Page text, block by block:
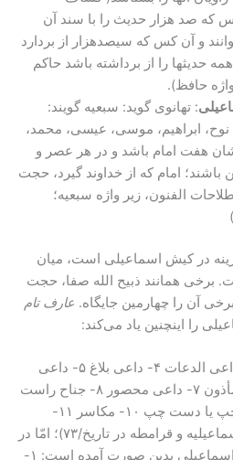
که صد هزار حدیث را با سند آن
و آن کس که سیصدهزار از بردارد
حدیثها را از برداشته باشد حاکم
واژه حافظ).
: تهانوی گوید: سبعیه گویند:
نوح، ابراهیم، موسی، عیسی، محمد،
هفت امام باشد و در هر عصر و
امام که از خداوند گیرد، حجت
الفنون، زیر واژه سبعیه؛
در کیش اسماعیلی است، میان
برخی همانند ذبیح الله صفا، حجت
آن را چهارمین جایگاه. عارف تام
را اینچنین یاد می‌کند:
امام ۲- حجت یا باب ۳- داعی الدعات ۴- داعی بلاغ ۵- داعی
مطلق یا نقیب ۶- داعی مأذون ۷- داعی محصور ۸- جناح راست
یا دست راست ۹- جناح چپ یا دست چپ ۱۰- مکاسر ۱۱-
مکالب ۱۲- مستجیب ( اسماعیلیه و قرامطه در تاریخ/۷۳)؛ امّا در
روضات الجنان مقامهای اسماعیلی بدین صورت آمده است: ۱-